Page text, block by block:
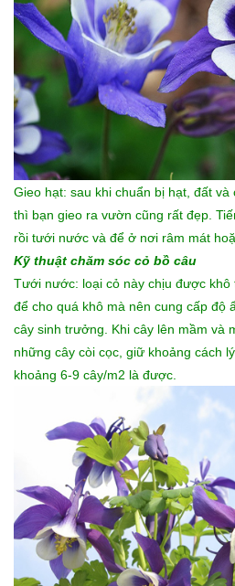
Gieo hạt: sau khi chuẩn bị hạt, đất và
thì bạn gieo ra vườn cũng rất đẹp.
rồi tưới nước và để ở nơi râm mát
Kỹ thuật chăm sóc cỏ bồ câu
Tưới nước: loại cỏ này chịu được khô
để cho quá khô mà nên cung cấp độ
cây sinh trưởng. Khi cây lên mầm và
những cây còi cọc, giữ khoảng cách
khoảng 6-9 cây/m2 là được.